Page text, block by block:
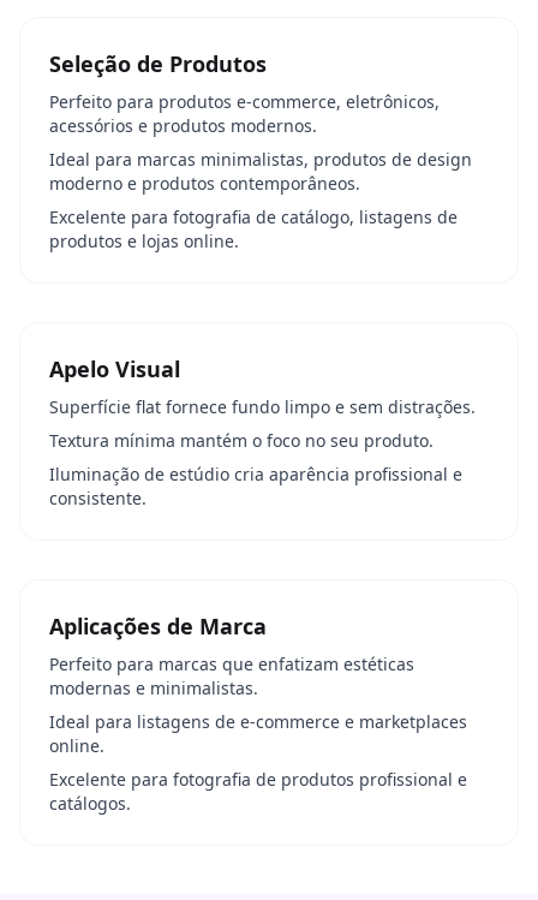
Seleção de Produtos
Perfeito para produtos e-commerce, eletrônicos,
acessórios e produtos modernos.
Ideal para marcas minimalistas, produtos de design
moderno e produtos contemporâneos.
Excelente para fotografia de catálogo, listagens de
produtos e lojas online.
Apelo Visual
Superfície flat fornece fundo limpo e sem distrações.
Textura mínima mantém o foco no seu produto.
Iluminação de estúdio cria aparência profissional e
consistente.
Aplicações de Marca
Perfeito para marcas que enfatizam estéticas
modernas e minimalistas.
Ideal para listagens de e-commerce e marketplaces
online.
Excelente para fotografia de produtos profissional e
catálogos.